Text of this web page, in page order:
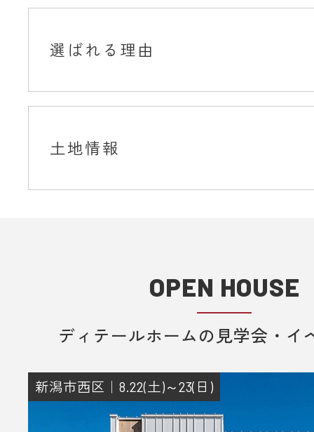
選ばれる理由
土地情報
OPEN HOUSE
ディテールホームの見学会・イ
新潟市西区｜8.22(土)～23(日)